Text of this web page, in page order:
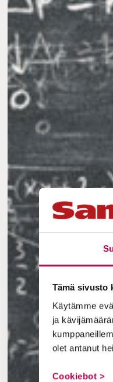
Tämä sivusto
Käytämme
ja
olet antanut
Cookiebot >